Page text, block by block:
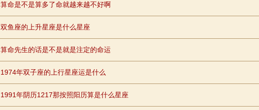
算命是不是算多了命就越来越不好啊
双鱼座的上升星座是什么星座
算命先生的话是不是就是注定的命运
1974年双子座的上行星座运是什么
1991年阴历1217那按照阳历算是什么星座